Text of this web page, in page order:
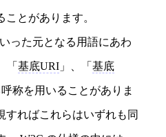
とがあります。
った元となる用語にあわ
「 基底URI 」、「 基底
称を用いることがありま
すればこれらはいずれも同